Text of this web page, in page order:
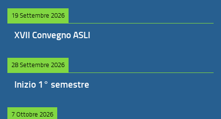
19 Settembre 2026
XVII Convegno ASLI
28 Settembre 2026
Inizio 1° semestre
7 Ottobre 2026